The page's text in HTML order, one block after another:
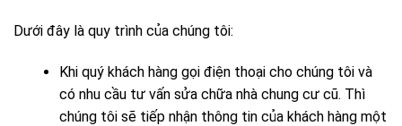
Dưới đây là quy trình của chúng tôi:
Khi quý khách hàng gọi điện thoại cho chúng tôi và
có nhu cầu tư vấn sửa chữa nhà chung cư cũ. Thì
chúng tôi sẽ tiếp nhận thông tin của khách hàng một